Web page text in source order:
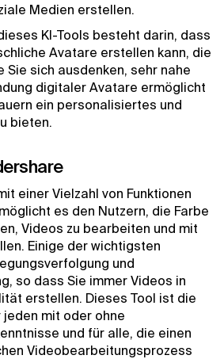
Medien erstellen.
KI-Tools besteht darin, dass
Avatare erstellen kann, die
Sie sich ausdenken, sehr nahe
digitaler Avatare ermöglicht
ein personalisiertes und
bieten.
einer Vielzahl von Funktionen
es den Nutzern, die Farbe
Videos zu bearbeiten und mit
Einige der wichtigsten
und
so dass Sie immer Videos in
erstellen. Dieses Tool ist die
mit oder ohne
und für alle, die einen
Videobearbeitungsprozess